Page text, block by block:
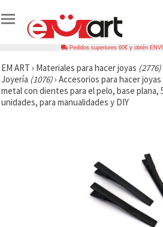
Pedidos superiores 60€ y obtén
EM ART › Materiales para hacer joyas (2776)
Joyería (1076)› Accesorios para hacer joyas
metal con dientes para el pelo, base plana,
unidades, para manualidades y DIY